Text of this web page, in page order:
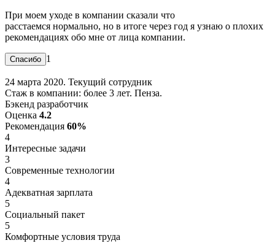
При моем уходе в компании сказали что
расстаемся нормально, но в итоге через год я узнаю о плохих
рекомендациях обо мне от лица компании.
1
24 марта 2020. Текущий сотрудник
Стаж в компании: более 3 лет. Пенза.
Бэкенд разработчик
Оценка 4.2
Рекомендация 60%
4
Интересные задачи
3
Современные технологии
4
Адекватная зарплата
5
Социальный пакет
5
Комфортные условия труда